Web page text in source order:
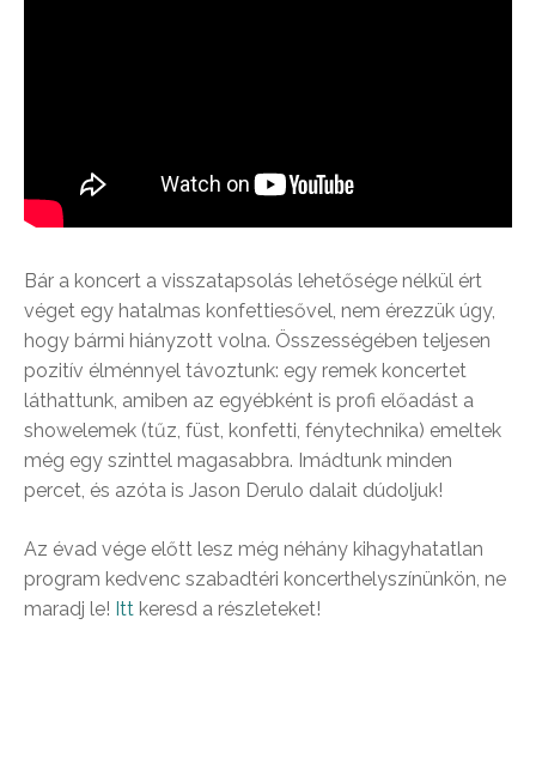
Bár a koncert a visszatapsolás lehetősége nélkül ért
véget egy hatalmas konfettiesővel, nem érezzük úgy,
hogy bármi hiányzott volna. Összességében teljesen
pozitív élménnyel távoztunk: egy remek koncertet
láthattunk, amiben az egyébként is profi előadást a
showelemek (tűz, füst, konfetti, fénytechnika) emeltek
még egy szinttel magasabbra. Imádtunk minden
percet, és azóta is Jason Derulo dalait dúdoljuk!
Az évad vége előtt lesz még néhány kihagyhatatlan
program kedvenc szabadtéri koncerthelyszínünkön, ne
maradj le! Itt keresd a részleteket!